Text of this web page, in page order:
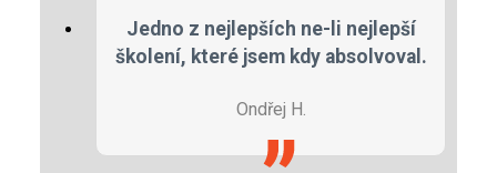
Jedno z nejlepších ne-li nejlepší
školení, které jsem kdy absolvoval.
Ondřej H.